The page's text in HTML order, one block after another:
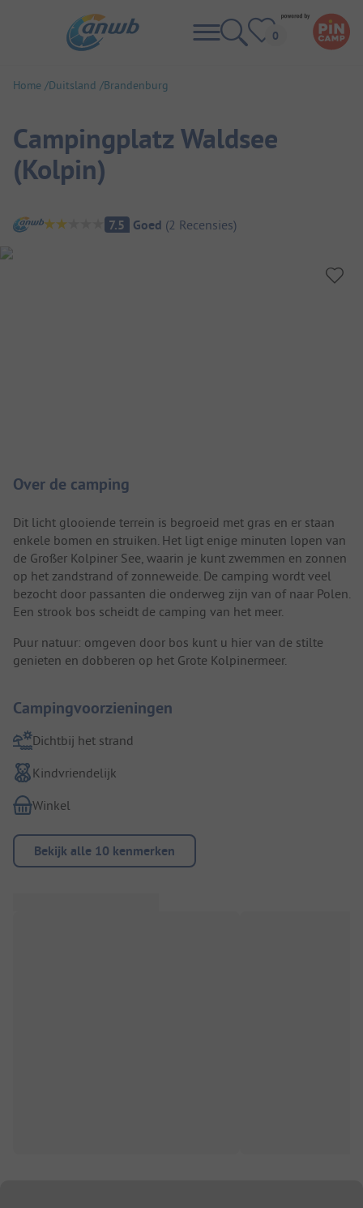
Home Duitsland Brandenburg
Campingplatz Waldsee
(Kolpin)
Camping overzicht
7.5 Goed (2 Recensies)
Over de camping
Dit licht glooiende terrein is begroeid met gras en er staan
enkele bomen en struiken. Het ligt enige minuten lopen van
de Großer Kolpiner See, waarin je kunt zwemmen en zonnen
op het zandstrand of zonneweide. De camping wordt veel
bezocht door passanten die onderweg zijn van of naar Polen.
Een strook bos scheidt de camping van het meer.
Puur natuur: omgeven door bos kunt u hier van de stilte
genieten en dobberen op het Grote Kolpinermeer.
Campingvoorzieningen
Dichtbij het strand
Kindvriendelijk
Winkel
Bekijk alle 10 kenmerken